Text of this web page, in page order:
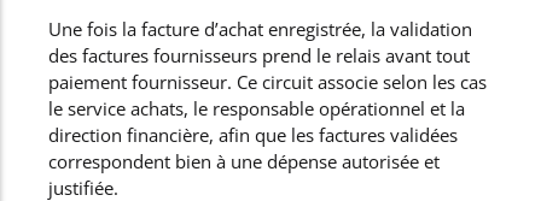
Une fois la facture d’achat enregistrée, la validation
des factures fournisseurs prend le relais avant tout
paiement fournisseur. Ce circuit associe selon les cas
le service achats, le responsable opérationnel et la
direction financière, afin que les factures validées
correspondent bien à une dépense autorisée et
justifiée.